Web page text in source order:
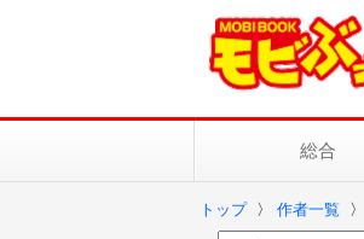
総合
トップ 〉 作者一覧 〉